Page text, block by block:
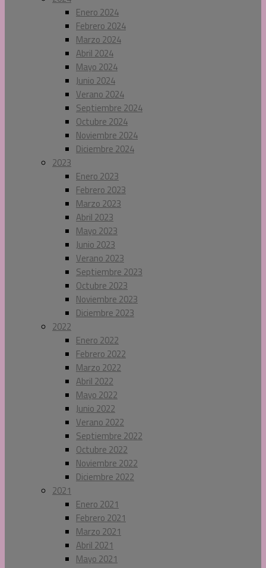
Enero 2024
Febrero 2024
Marzo 2024
Abril 2024
Mayo 2024
Junio 2024
Verano 2024
Septiembre 2024
Octubre 2024
Noviembre 2024
Diciembre 2024
2023
Enero 2023
Febrero 2023
Marzo 2023
Abril 2023
Mayo 2023
Junio 2023
Verano 2023
Septiembre 2023
Octubre 2023
Noviembre 2023
Diciembre 2023
2022
Enero 2022
Febrero 2022
Marzo 2022
Abril 2022
Mayo 2022
Junio 2022
Verano 2022
Septiembre 2022
Octubre 2022
Noviembre 2022
Diciembre 2022
2021
Enero 2021
Febrero 2021
Marzo 2021
Abril 2021
Mayo 2021